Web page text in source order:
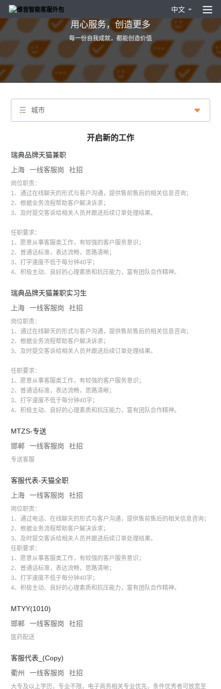
中文
用心服务，创造更多
每一份自我成就，都能创造价值
城市
开启新的工作
瑞典品牌天猫兼职
上海
一线客服岗 社招
岗位职责：
1、通过在线聊天的形式与客户沟通，提供售前售后的相关信息咨询；
2、根据业务流程帮助客户解决诉求；
3、及时提交客诉给相关人员并跟进后续订单处理结果。
任职要求：
1、愿意从事客服类工作，有较强的客户服务意识；
2、普通话标准，表达流畅，思路清晰；
3、打字速度不低于每分钟40字；
4、积极主动、良好的心理素质和抗压能力，富有团队合作精神。
瑞典品牌天猫兼职实习生
上海
一线客服岗 社招
岗位职责：
1、通过在线聊天的形式与客户沟通，提供售前售后的相关信息咨询；
2、根据业务流程帮助客户解决诉求；
3、及时提交客诉给相关人员并跟进后续订单处理结果。
任职要求：
1、愿意从事客服类工作，有较强的客户服务意识；
2、普通话标准，表达流畅，思路清晰；
3、打字速度不低于每分钟40字；
4、积极主动、良好的心理素质和抗压能力，富有团队合作精神。
MTZS-专送
邯郸
一线客服岗 社招
专送客服
客服代表-天猫全职
上海
一线客服岗 社招
岗位职责：
1、通过电话、在线聊天的形式与客户沟通，提供售前售后的相关信息咨询；
2、根据业务流程帮助客户解决诉求；
3、及时提交客诉给相关人员并跟进后续订单处理结果。
任职要求：
1、愿意从事客服类工作，有较强的客户服务意识；
2、普通话标准，表达流畅，思路清晰；
3、打字速度不低于每分钟40字；
4、积极主动、良好的心理素质和抗压能力，富有团队合作精神。
MTYY(1010)
邯郸
一线客服岗 社招
医药配送
客服代表_(Copy)
衢州
一线客服岗 社招
大专及以上学历，专业不限，电子商务相关专业优先，条件优秀者可放宽至